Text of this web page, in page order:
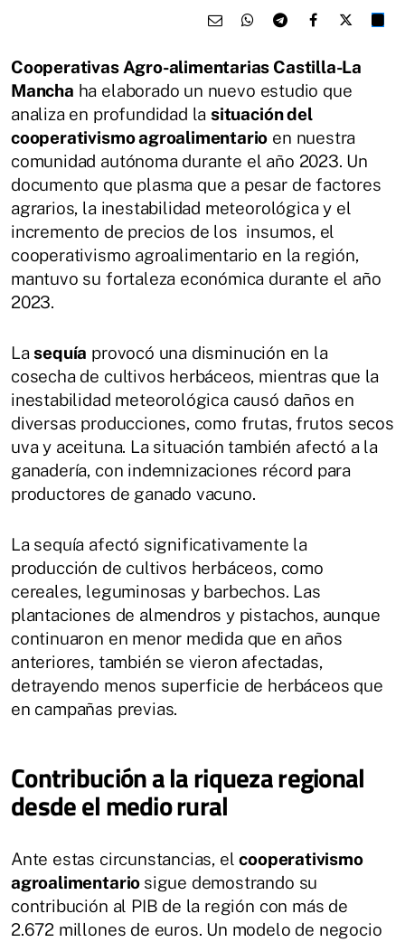
Cooperativas Agro-alimentarias Castilla-La
Mancha ha elaborado un nuevo estudio que
analiza en profundidad lasituación del
cooperativismo agroalimentario en nuestra
comunidad autónoma durante el año 2023. Un
documento que plasma que a pesar de factores
agrarios, la inestabilidad meteorológica y el
incremento de precios de los insumos, el
cooperativismo agroalimentario en la región,
mantuvo su fortaleza económica durante el año
2023.
Lasequía provocó una disminución en la
cosecha de cultivos herbáceos, mientras que la
inestabilidad meteorológica causó daños en
diversas producciones, como frutas, frutos secos
uva y aceituna. La situación también afectó a la
ganadería, con indemnizaciones récord para
productores de ganado vacuno.
La sequía afectó significativamente la
producción de cultivos herbáceos, como
cereales, leguminosas y barbechos. Las
plantaciones de almendros y pistachos, aunque
continuaron en menor medida que en años
anteriores, también se vieron afectadas,
detrayendo menos superficie de herbáceos que
en campañas previas.
Contribución a la riqueza regional
desde el medio rural
Ante estas circunstancias, elcooperativismo
agroalimentario sigue demostrando su
contribución al PIB de la región con más de
2.672 millones de euros. Un modelo de negocio